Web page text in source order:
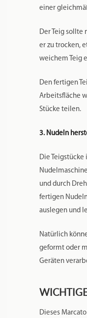
einer
Der Teig sollte
er zu trocken,
weichem Teig
Den fertigen
Arbeitsfläche
Stücke teilen.
3. Nudeln
Die
und durch
fertigen
auslegen und
Natürlich
geformt oder
Geräten
Dieses